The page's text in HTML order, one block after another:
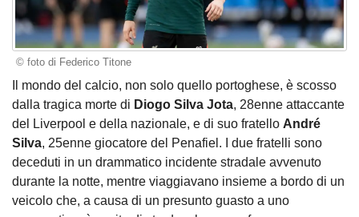
© foto di Federico Titone
Il mondo del calcio, non solo quello portoghese, è scosso
dalla tragica morte di Diogo Silva Jota, 28enne attaccante
del Liverpool e della nazionale, e di suo fratello André
Silva, 25enne giocatore del Penafiel. I due fratelli sono
deceduti in un drammatico incidente stradale avvenuto
durante la notte, mentre viaggiavano insieme a bordo di un
veicolo che, a causa di un presunto guasto a uno